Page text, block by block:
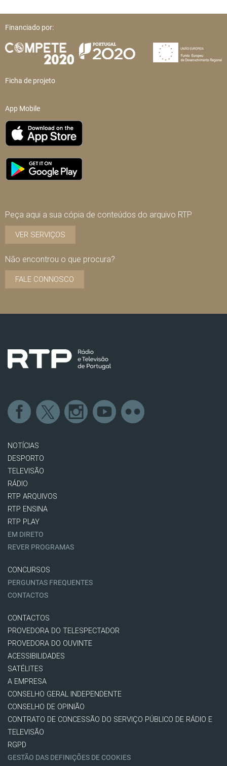
Financiado por:
Ficha de projeto
App Mobile
Peça aqui a sua cópia de conteúdos do arquivo RTP
VER SERVIÇOS
Não encontrou o que procura?
FALE CONNOSCO
NOTÍCIAS
DESPORTO
TELEVISÃO
RÁDIO
RTP ARQUIVOS
RTP ENSINA
RTP PLAY
EM DIRETO
REVER PROGRAMAS
CONCURSOS
PERGUNTAS FREQUENTES
CONTACTOS
CONTACTOS
PROVEDORA DO TELESPECTADOR
PROVEDORA DO OUVINTE
ACESSIBILIDADES
SATÉLITES
A EMPRESA
CONSELHO GERAL INDEPENDENTE
CONSELHO DE OPINIÃO
CONTRATO DE CONCESSÃO DO SERVIÇO PÚBLICO DE RÁDIO E
TELEVISÃO
RGPD
GESTÃO DAS DEFINIÇÕES DE COOKIES